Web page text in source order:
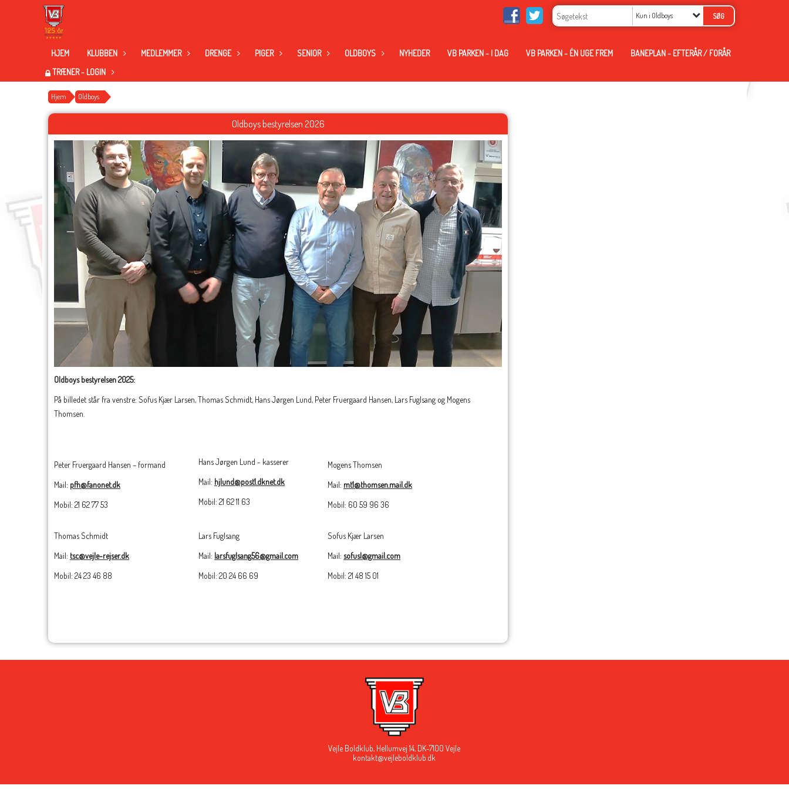
Kun i Oldboys
HJEM KLUBBEN MEDLEMMER DRENGE PIGER SENIOR OLDBOYS NYHEDER VB PARKEN - I DAG VB PARKEN - ÉN UGE FREM
BANEPLAN - EFTERÅR / FORÅR
TRÆNER - LOGIN
Hjem Oldboys
Oldboys bestyrelsen 2026
Oldboys bestyrelsen 2025:
På billedet står fra venstre: Sofus Kjær Larsen, Thomas Schmidt, Hans Jørgen Lund, Peter Fruergaard Hansen, Lars Fuglsang og Mogens
Thomsen.
Peter Fruergaard Hansen – formand
Mail: pfh@fanonet.dk
Mobil: 21 62 77 53
Hans Jørgen Lund - kasserer
Mail: hjlund@post1.dknet.dk
Mobil: 21 62 11 63
Mogens Thomsen
Mail: mt1@thomsen.mail.dk
Mobil: 60 59 96 36
Thomas Schmidt
Mail: tsc@vejle-rejser.dk
Mobil: 24 23 46 88
Lars Fuglsang
Mail: larsfuglsang56@gmail.com
Mobil: 20 24 66 69
Sofus Kjær Larsen
Mail: sofusl@gmail.com
Mobil: 21 48 15 01
Vejle Boldklub, Hellumvej 14, DK-7100 Vejle
kontakt@vejleboldklub.dk